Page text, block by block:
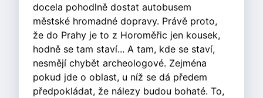
docela pohodlně dostat autobusem
městské hromadné dopravy. Právě proto,
že do Prahy je to z Horoměřic jen kousek,
hodně se tam staví... A tam, kde se staví,
nesmějí chybět archeologové. Zejména
pokud jde o oblast, u níž se dá předem
předpokládat, že nálezy budou bohaté. To,